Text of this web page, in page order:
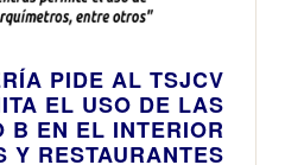
PIDE AL TSJCV
EL USO DE LAS
B EN EL INTERIOR
Y RESTAURANTES